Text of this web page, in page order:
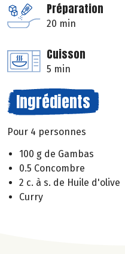
Préparation
20 min
Cuisson
5 min
Ingrédients
Pour 4 personnes
100 g de Gambas
0.5 Concombre
2 c. à s. de Huile d'olive
Curry